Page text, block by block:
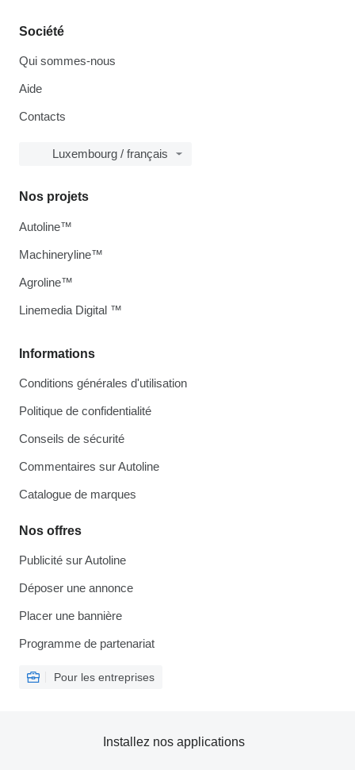
Société
Qui sommes-nous
Aide
Contacts
Luxembourg / français
Informations
Conditions générales d'utilisation
Politique de confidentialité
Conseils de sécurité
Commentaires sur Autoline
Catalogue de marques
Nos offres
Publicité sur Autoline
Déposer une annonce
Placer une bannière
Programme de partenariat
Pour les entreprises
Nos projets
Autoline™
Machineryline™
Agroline™
Linemedia Digital ™
Installez nos applications